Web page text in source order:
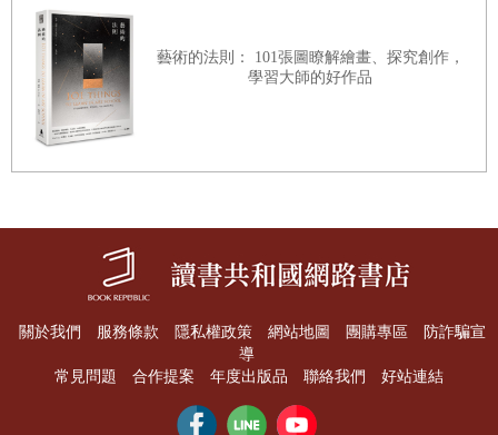
藝術的法則： 101張圖瞭解繪畫、探究創作，
學習大師的好作品
關於我們 服務條款 隱私權政策 網站地圖 團購專區
防詐騙宣
導
常見問題
合作提案 年度出版品 聯絡我們 好站連結